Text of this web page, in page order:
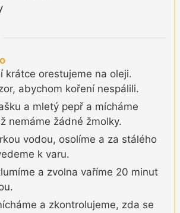
krátce orestujeme na oleji.
abychom koření nespálili.
a mletý pepř a mícháme
nemáme žádné žmolky.
vodou, osolíme a za stálého
k varu.
a zvolna vaříme 20 minut
a zkontrolujeme, zda se